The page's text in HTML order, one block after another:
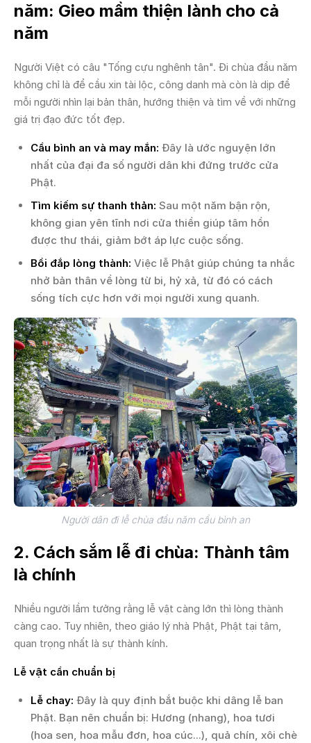
năm: Gieo mầm thiện lành cho cả
năm
Người Việt có câu "Tống cựu nghênh tân". Đi chùa đầu năm
không chỉ là để cầu xin tài lộc, công danh mà còn là dịp để
mỗi người nhìn lại bản thân, hướng thiện và tìm về với những
giá trị đạo đức tốt đẹp.
Cầu bình an và may mắn: Đây là ước nguyện lớn
nhất của đại đa số người dân khi đứng trước cửa
Phật.
Tìm kiếm sự thanh thản: Sau một năm bận rộn,
không gian yên tĩnh nơi cửa thiền giúp tâm hồn
được thư thái, giảm bớt áp lực cuộc sống.
Bồi đắp lòng thành: Việc lễ Phật giúp chúng ta nhắc
nhở bản thân về lòng từ bi, hỷ xả, từ đó có cách
sống tích cực hơn với mọi người xung quanh.
Người dân đi lễ chùa đầu năm cầu bình an
2. Cách sắm lễ đi chùa: Thành tâm
là chính
Nhiều người lầm tưởng rằng lễ vật càng lớn thì lòng thành
càng cao. Tuy nhiên, theo giáo lý nhà Phật, Phật tại tâm,
quan trọng nhất là sự thành kính.
Lễ vật cần chuẩn bị
Lễ chay: Đây là quy định bắt buộc khi dâng lễ ban
Phật. Bạn nên chuẩn bị: Hương (nhang), hoa tươi
(hoa sen, hoa mẫu đơn, hoa cúc...), quả chín, xôi chè